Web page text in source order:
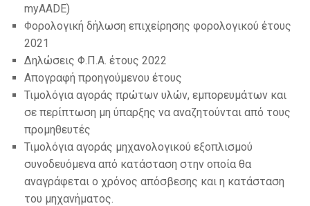
myAADE)
Φορολογική δήλωση επιχείρησης φορολογικού έτους
2021
Δηλώσεις Φ.Π.Α. έτους 2022
Απογραφή προηγούμενου έτους
Τιμολόγια αγοράς πρώτων υλών, εμπορευμάτων και
σε περίπτωση μη ύπαρξης να αναζητούνται από τους
προμηθευτές
Τιμολόγια αγοράς μηχανολογικού εξοπλισμού
συνοδευόμενα από κατάσταση στην οποία θα
αναγράφεται ο χρόνος απόσβεσης και η κατάσταση
του μηχανήματος.